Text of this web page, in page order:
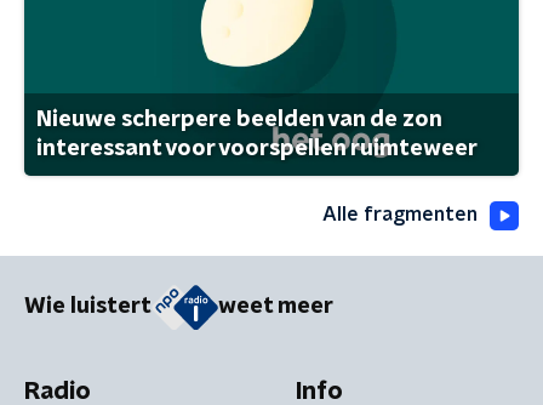
Nieuwe scherpere beelden van de zon
interessant voor voorspellen ruimteweer
Alle fragmenten
Wie luistert weet meer
Radio Info